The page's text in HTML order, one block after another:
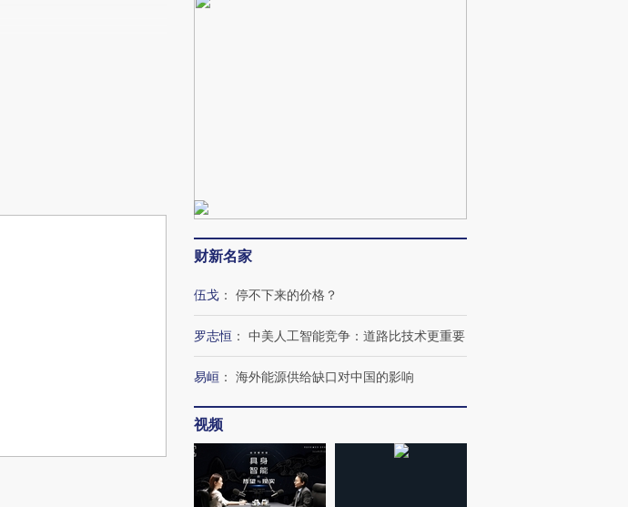
财新名家
伍戈 ： 停不下来的价格？
罗志恒 ： 中美人工智能竞争：道路比技术更重要
易峘 ： 海外能源供给缺口对中国的影响
视频